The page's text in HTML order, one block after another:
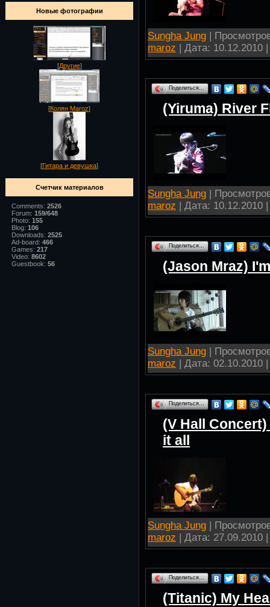
Новые фотографии
[Другие]
[Колян Maroz]
[Гитара и девушка]
Счетчик материалов
Comments: 2526
Forum: 159/648
Photo: 155
Blog: 106
Downloads: 2525
Ad-board: 466
Games: 217
Video: 8602
Guestbook: 56
Sungha Jung |
maroz | Дата: 10.12.2010
Поделиться…
(Yiruma) River
Sungha Jung |
maroz | Дата: 10.12.2010
Поделиться…
(Jason Mraz)
Sungha Jung |
maroz | Дата: 02.10.2010
Поделиться…
(V Hall
it all
Sungha Jung |
maroz | Дата: 27.09.2010
Поделиться…
(Titanic) My